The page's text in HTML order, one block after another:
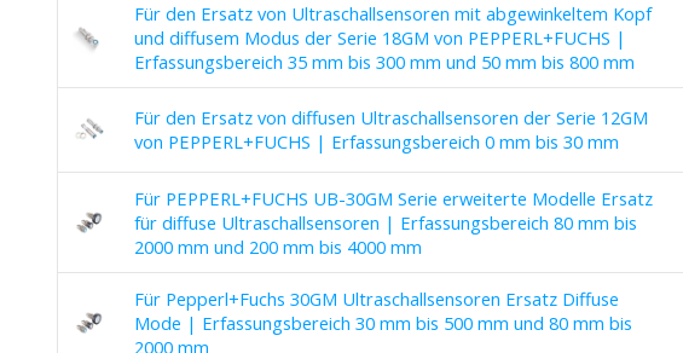
Für den Ersatz von Ultraschallsensoren mit abgewinkeltem Kopf
und diffusem Modus der Serie 18GM von PEPPERL+FUCHS |
Erfassungsbereich 35 mm bis 300 mm und 50 mm bis 800 mm
Für den Ersatz von diffusen Ultraschallsensoren der Serie 12GM
von PEPPERL+FUCHS | Erfassungsbereich 0 mm bis 30 mm
Für PEPPERL+FUCHS UB-30GM Serie erweiterte Modelle Ersatz
für diffuse Ultraschallsensoren | Erfassungsbereich 80 mm bis
2000 mm und 200 mm bis 4000 mm
Für Pepperl+Fuchs 30GM Ultraschallsensoren Ersatz Diffuse
Mode | Erfassungsbereich 30 mm bis 500 mm und 80 mm bis
2000 mm